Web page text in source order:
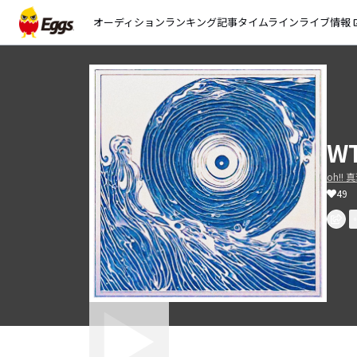
オーディションランキング記事タイムラインライブ情報
oh!!
49